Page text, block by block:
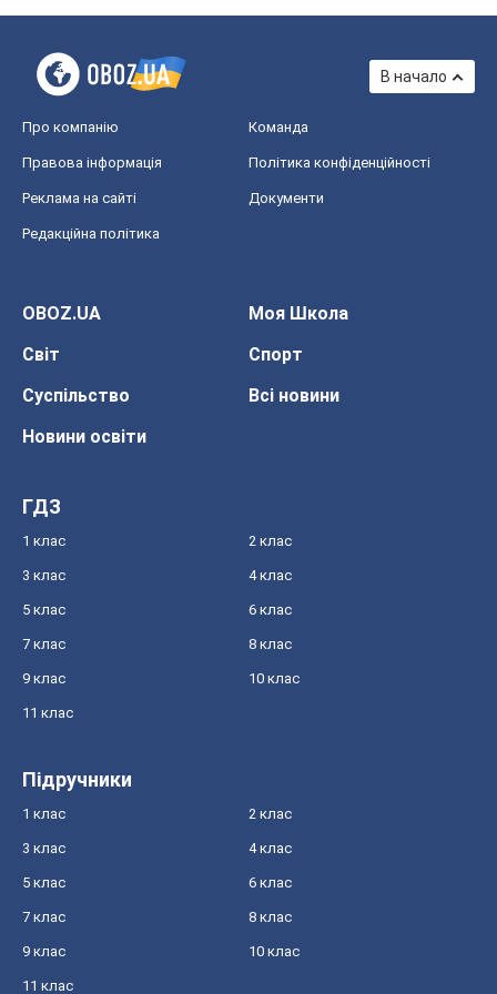
В начало
Про компанію Команда
Правова інформація Політика конфіденційності
Реклама на сайті Документи
Редакційна політика
OBOZ.UA
Моя Школа
Світ
Спорт
Суспільство
Всі новини
Новини освіти
ГДЗ
1 клас 2 клас
3 клас 4 клас
5 клас 6 клас
7 клас 8 клас
9 клас 10 клас
11 клас
Підручники
1 клас 2 клас
3 клас 4 клас
5 клас 6 клас
7 клас 8 клас
9 клас 10 клас
11 клас